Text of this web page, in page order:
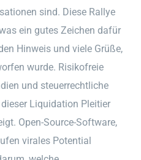
sind. Diese Rallye
ein gutes Zeichen dafür
Hinweis und viele Grüße,
wurde. Risikofreie
und steuerrechtliche
Liquidation Pleitier
Open-Source-Software,
virales Potential